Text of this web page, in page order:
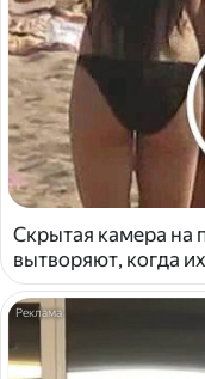
Скрытая камера на
вытворяют, когда